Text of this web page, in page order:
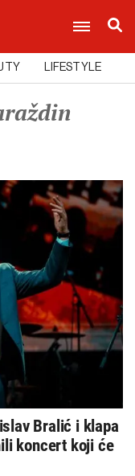
LIFESTYLE
Bralić i klapa
koncert koji će